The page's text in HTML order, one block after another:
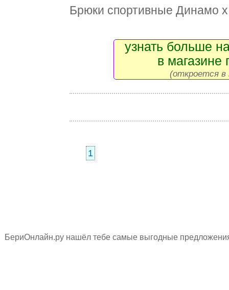
Брюки спортивные
узнать больше
в магазине
(откроется в
1
БериОнлайн.ру нашёл тебе самые выгодные